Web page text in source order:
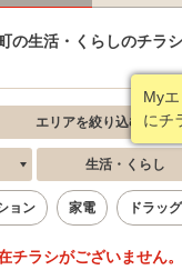
の生活・くらしのチラ
My
にチ
エリアを絞り込む
生活・くらし
ョン 家電 ドラッ
チラシがございません。